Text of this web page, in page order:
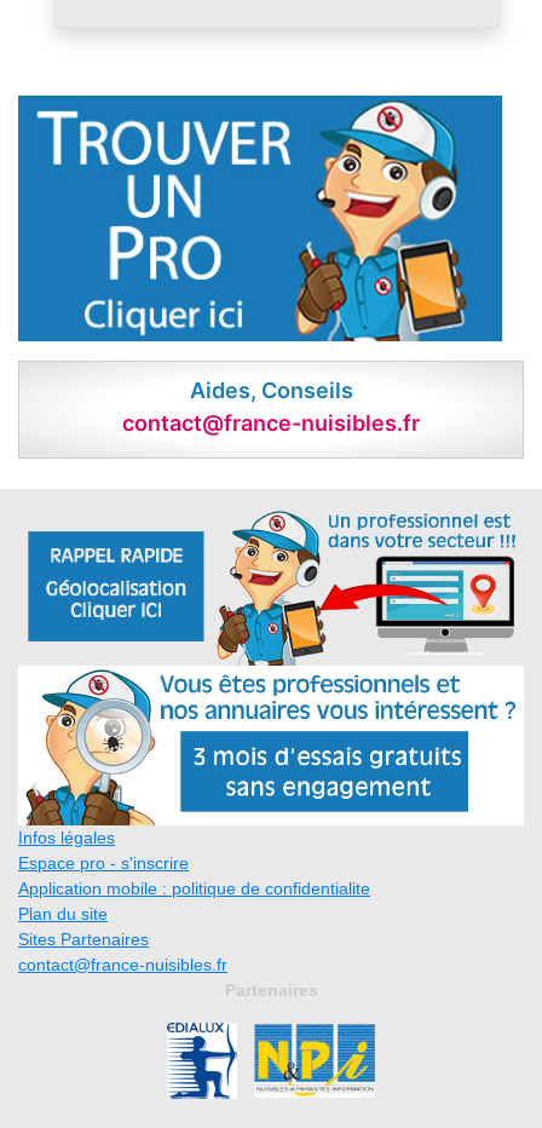
Aides, Conseils
contact@france-nuisibles.fr
Infos légales
Espace pro - s'inscrire
Application mobile : politique de confidentialite
Plan du site
Sites Partenaires
contact@france-nuisibles.fr
Partenaires